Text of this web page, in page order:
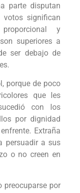
parte disputan
votos significan
y
superiores a
ser debajo de
porque de poco
que les
con los
por dignidad
Extraña
persuadir a sus
o no creen en
preocuparse por